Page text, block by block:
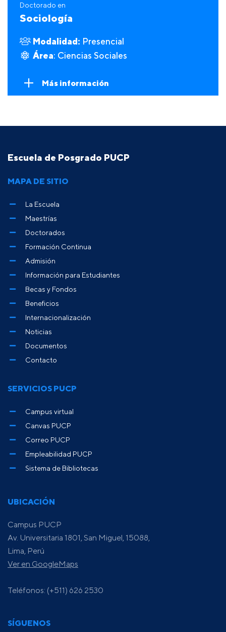
Doctorado en
Sociología
Modalidad: Presencial
Área: Ciencias Sociales
Más información
Escuela de Posgrado PUCP
UBICACIÓN
Campus PUCP
Av. Universitaria 1801, San Miguel, 15088,
Lima, Perú
Ver en GoogleMaps
Teléfonos: (+511) 626 2530
SÍGUENOS
MAPA DE SITIO
La Escuela
Maestrías
Doctorados
Formación Continua
Admisión
Información para Estudiantes
Becas y Fondos
Beneficios
Internacionalización
Noticias
Documentos
Contacto
SERVICIOS PUCP
Campus virtual
Canvas PUCP
Correo PUCP
Empleabilidad PUCP
Sistema de Bibliotecas